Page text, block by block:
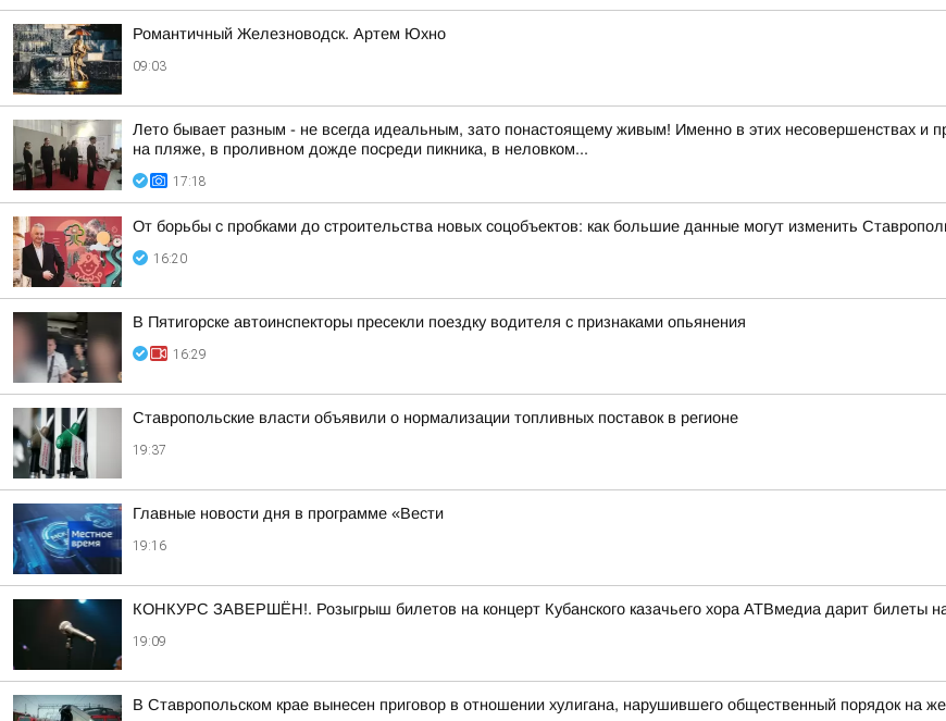
Романтичный Железноводск. Артем Юхно
09:03
Лето бывает разным - не всегда идеальным, зато понастоящему живым! Именно в этих несовершенствах и
на пляже, в проливном дожде посреди пикника, в неловком...
17:18
От борьбы с пробками до строительства новых соцобъектов: как большие данные могут изменить
16:20
В Пятигорске автоинспекторы пресекли поездку водителя с признаками опьянения
16:29
Ставропольские власти объявили о нормализации топливных поставок в регионе
19:37
Главные новости дня в программе «Вести
19:16
КОНКУРС ЗАВЕРШЁН!. Розыгрыш билетов на концерт Кубанского казачьего хора АТВмедиа дарит билеты на
19:09
В Ставропольском крае вынесен приговор в отношении хулигана, нарушившего общественный порядок на